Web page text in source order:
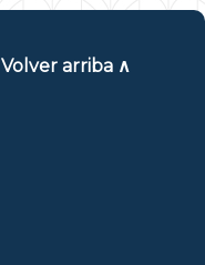
Volver arriba ∧